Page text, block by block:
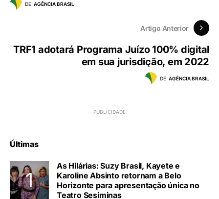
DE AGÊNCIA BRASIL
Artigo Anterior
TRF1 adotará Programa Juízo 100% digital
em sua jurisdição, em 2022
DE AGÊNCIA BRASIL
Últimas
As Hilárias: Suzy Brasil, Kayete e
Karoline Absinto retornam a Belo
Horizonte para apresentação única no
Teatro Sesiminas